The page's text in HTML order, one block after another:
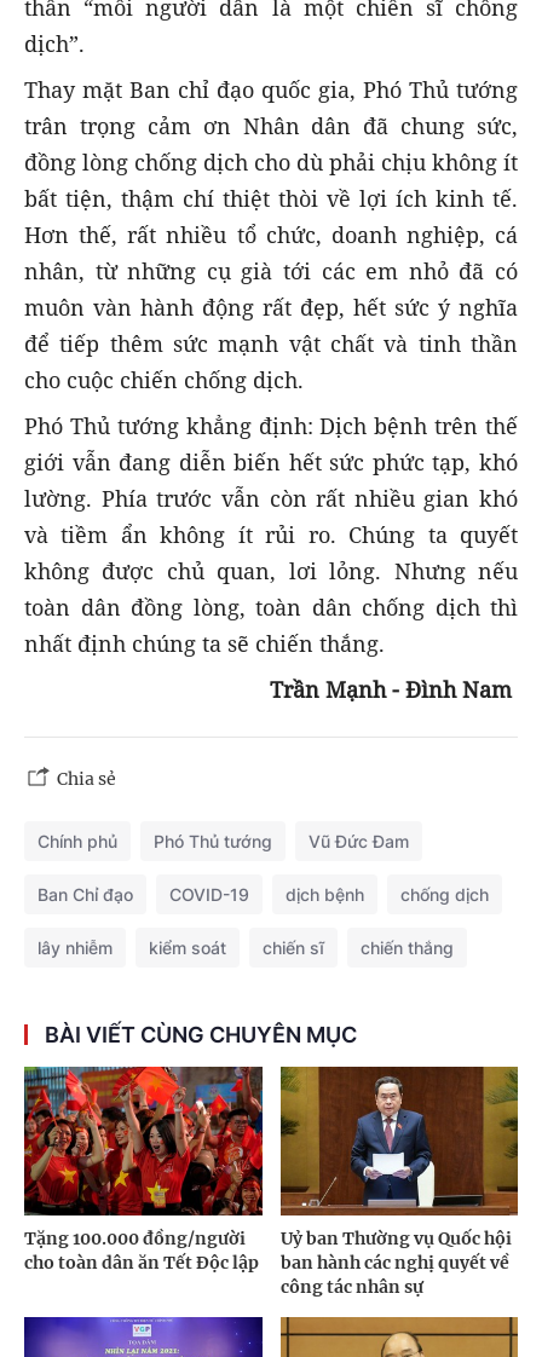
thần “mỗi người dân là một chiến sĩ chống
dịch”.
Thay mặt Ban chỉ đạo quốc gia, Phó Thủ tướng
trân trọng cảm ơn Nhân dân đã chung sức,
đồng lòng chống dịch cho dù phải chịu không ít
bất tiện, thậm chí thiệt thòi về lợi ích kinh tế.
Hơn thế, rất nhiều tổ chức, doanh nghiệp, cá
nhân, từ những cụ già tới các em nhỏ đã có
muôn vàn hành động rất đẹp, hết sức ý nghĩa
để tiếp thêm sức mạnh vật chất và tinh thần
cho cuộc chiến chống dịch.
Phó Thủ tướng khẳng định: Dịch bệnh trên thế
giới vẫn đang diễn biến hết sức phức tạp, khó
lường. Phía trước vẫn còn rất nhiều gian khó
và tiềm ẩn không ít rủi ro. Chúng ta quyết
không được chủ quan, lơi lỏng. Nhưng nếu
toàn dân đồng lòng, toàn dân chống dịch thì
nhất định chúng ta sẽ chiến thắng.
Trần Mạnh - Đình Nam
Chia sẻ
Chính phủ Phó Thủ tướng Vũ Đức Đam
Ban Chỉ đạo COVID-19 dịch bệnh chống dịch
lây nhiễm kiểm soát chiến sĩ chiến thắng
BÀI VIẾT CÙNG CHUYÊN MỤC
Tặng 100.000 đồng/người
cho toàn dân ăn Tết Độc lập
Uỷ ban Thường vụ Quốc hội
ban hành các nghị quyết về
công tác nhân sự